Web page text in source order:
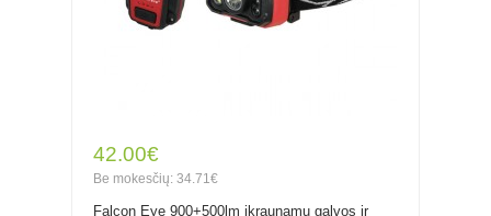
42.00€
Be mokesčių: 34.71€
Falcon Eye 900+500lm įkraunamų galvos ir